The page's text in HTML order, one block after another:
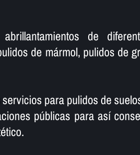
de
de mármol, pulidos de
para pulidos de
públicas para así­